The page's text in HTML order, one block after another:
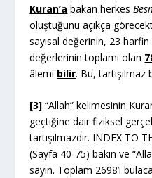
Kuran’a bakan herkes
oluştuğunu açıkça
sayısal değerinin, 23 harfin
değerlerinin toplamı olan
âlemi bilir. Bu,
[3] “Allah” kelimesinin
geçtiğine dair fiziksel
tartışılmazdır. INDEX TO
(Sayfa 40-75) bakın ve
sayın. Toplam 2698’i